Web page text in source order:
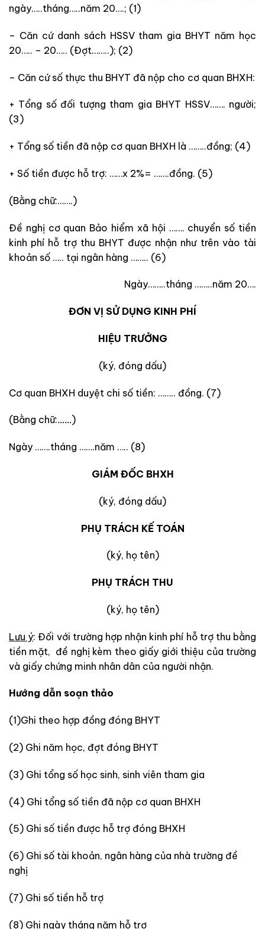
ngày…..tháng…..năm 20….; (1)
– Căn cứ danh sách HSSV tham gia BHYT năm học
20….. – 20….. (Đợt……..); (2)
– Căn cứ số thực thu BHYT đã nộp cho cơ quan BHXH:
+ Tổng số đối tượng tham gia BHYT HSSV……. người;
(3)
+ Tổng số tiền đã nộp cơ quan BHXH là ……..đồng; (4)
+ Số tiền được hỗ trợ: ……x 2%= …….đồng. (5)
(Bằng chữ:…….)
Đề nghị cơ quan Bảo hiểm xã hội ……. chuyển số tiền
kinh phí hỗ trợ thu BHYT được nhận như trên vào tài
khoản số ….. tại ngân hàng …….. (6)
Ngày……..tháng ……..năm 20….
ĐƠN VỊ SỬ DỤNG KINH PHÍ
HIỆU TRƯỞNG
(ký, đóng dấu)
Cơ quan BHXH duyệt chi số tiền: …….. đồng. (7)
(Bằng chữ:……)
Ngày …….tháng …….năm ….. (8)
GIÁM ĐỐC BHXH
(ký, đóng dấu)
PHỤ TRÁCH KẾ TOÁN
(ký, họ tên)
PHỤ TRÁCH THU
(ký, họ tên)
Lưu ý: Đối với trường hợp nhận kinh phí hỗ trợ thu bằng
tiền mặt, đề nghị kèm theo giấy giới thiệu của trường
và giấy chứng minh nhân dân của người nhận.
Hướng dẫn soạn thảo
(1)Ghi theo hợp đồng đóng BHYT
(2) Ghi năm học, đợt đóng BHYT
(3) Ghi tổng số học sinh, sinh viên tham gia
(4) Ghi tổng số tiền đã nộp cơ quan BHXH
(5) Ghi số tiền được hỗ trợ đóng BHXH
(6) Ghi số tài khoản, ngân hàng của nhà trường đề
nghị
(7) Ghi số tiền hỗ trợ
(8) Ghi ngày tháng năm hỗ trợ